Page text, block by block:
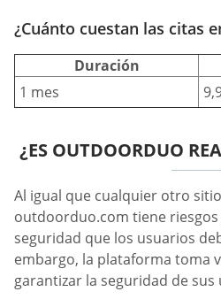
¿Cuánto cuestan las citas
Duración
1 mes
¿ES OUTDOORDUO
Al igual que cualquier otro
outdoorduo.com tiene
seguridad que los usuarios
embargo, la plataforma toma
garantizar la seguridad de sus